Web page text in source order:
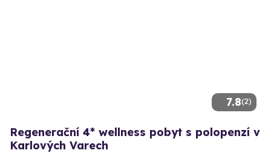
7.8(2)
Regenerační 4* wellness pobyt s polopenzí v
Karlových Varech